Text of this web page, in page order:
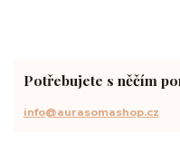
Potřebujete s něčím
info@aurasomashop.cz